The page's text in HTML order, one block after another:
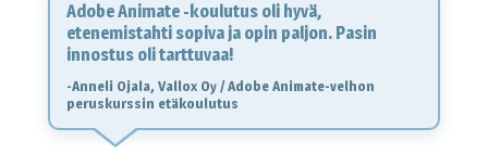
Adobe Animate -koulutus oli hyvä,
etenemistahti sopiva ja opin paljon. Pasin
innostus oli tarttuvaa!
-Anneli Ojala, Vallox Oy / Adobe Animate-velhon
peruskurssin etäkoulutus